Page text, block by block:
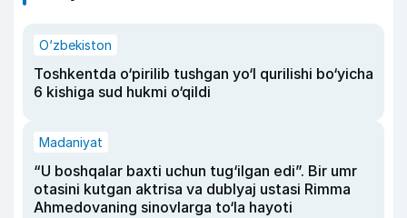
O‘zbekiston
Toshkentda o‘pirilib tushgan yo‘l qurilishi bo‘yicha
6 kishiga sud hukmi o‘qildi
Madaniyat
“U boshqalar baxti uchun tug‘ilgan edi”. Bir umr
otasini kutgan aktrisa va dublyaj ustasi Rimma
Ahmedovaning sinovlarga to‘la hayoti